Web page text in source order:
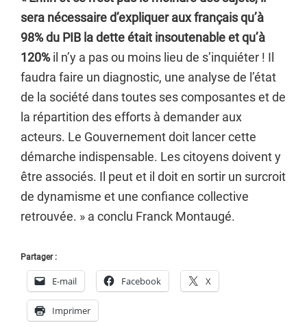
sera nécessaire d’expliquer aux français qu’à
98% du PIB la dette était insoutenable et qu’à
120%il n’y a pas ou moins lieu de s’inquiéter ! Il
faudra faire un diagnostic, une analyse de l’état
de la société dans toutes ses composantes et de
la répartition des efforts à demander aux
acteurs. Le Gouvernement doit lancer cette
démarche indispensable. Les citoyens doivent y
être associés. Il peut et il doit en sortir un surcroit
de dynamisme et une confiance collective
retrouvée. » a conclu Franck Montaugé.
Partager :
E-mail Facebook X
Imprimer